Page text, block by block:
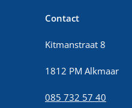
Contact
Kitmanstraat 8
1812 PM Alkmaar
085 732 57 40